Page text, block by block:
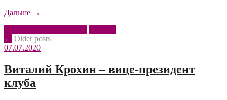
Дальше «Поздравляем
→
Posts
navigation
← Older posts
07.07.2020
Виталий Крохин – вице-президент
клуба